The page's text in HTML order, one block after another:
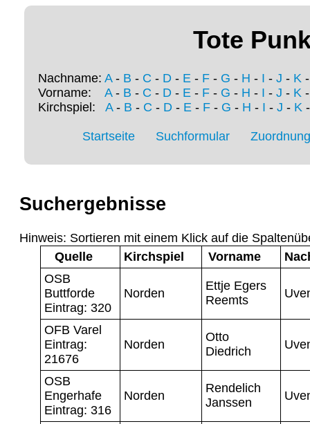
Tote
Nachname: A- B - C - D - E - F - G - H - I - J - K
Vorname: A- B - C - D - E - F - G - H - I - J - K
Kirchspiel: A- B - C - D- E- F- G - H - I - J - K
Startseite Suchformular
Suchergebnisse
Hinweis: Sortieren mit einem Klick auf die
Quelle
Kirchspiel Vorname
OSB
Buttforde
Eintrag: 320
Norden
Ettje Egers
Reemts
OFB Varel
Eintrag:
21676
Norden
Otto
Diedrich
OSB
Engerhafe
Eintrag: 316
Norden
Rendelich
Janssen